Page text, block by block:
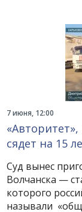
7 июня, 12:00
сядет на 15
Суд вынес
Волчанска —
которого
называли